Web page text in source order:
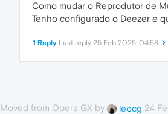
Como mudar o Reprodutor de
Tenho configurado o Deezer e
1 Reply Last reply 25 Feb 2025, 04:58
Moved from Opera GX by leocg 24